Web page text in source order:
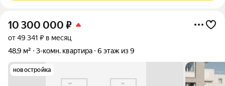
10 300 000 ₽
от 49 341 ₽ в месяц
48,9 м²
3-комн. квартира 6 этаж из 9
новостройка